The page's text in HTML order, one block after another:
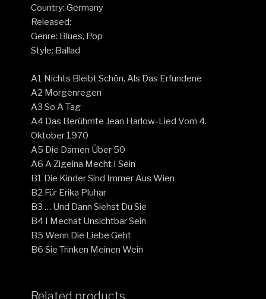
Country: Germany
Released:
Genre: Blues, Pop
Style: Ballad
A1 Nichts Bleibt Schön, Als Das Erfundene
A2 Morgenregen
A3 So A Tag
A4 Das Berühmte Jean Harlow-Lied Vom 4.
Oktober 1970
A5 Die Damen Über 50
A6 A Zigeina Mecht I Sein
B1 Die Kinder Sind Immer Aus Wien
B2 Für Erika Pluhar
B3 … Und Dann Siehst Du Sie
B4 I Mechat Unsichtbar Sein
B5 Wenn Die Liebe Geht
B6 Sie Trinken Meinen Wein